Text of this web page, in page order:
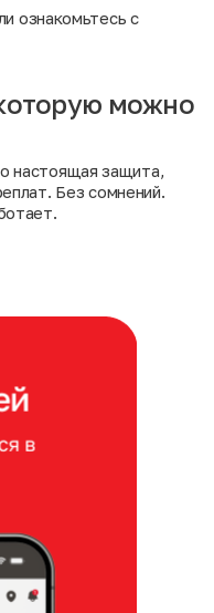
ознакомьтесь с
можно
настоящая защита,
Без сомнений.